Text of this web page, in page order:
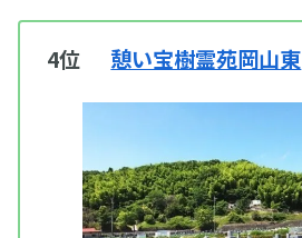
4位 憩い宝樹霊苑岡山東